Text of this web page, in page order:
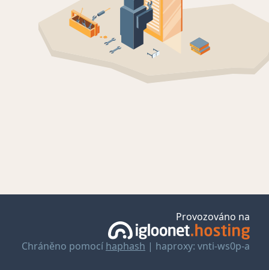
Provozováno na
Chráněno pomocí haphash | haproxy: vnti-ws0p-a